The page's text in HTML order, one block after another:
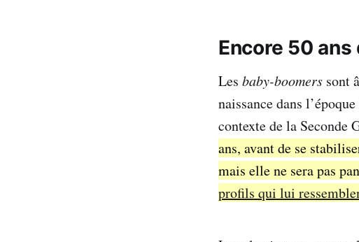
Encore 50
Les baby-boomers sont
naissance dans
contexte de la Seconde
ans, avant de se
mais elle ne sera pas
profils qui lui